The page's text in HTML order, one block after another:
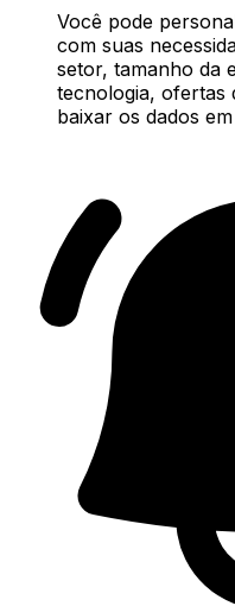
Você pode
com suas
setor, tamanho da
tecnologia, ofertas
baixar os dados